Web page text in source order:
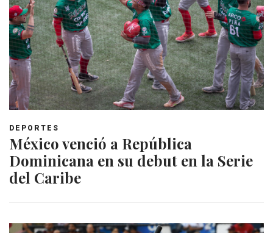
DEPORTES
México venció a República
Dominicana en su debut en la Serie
del Caribe